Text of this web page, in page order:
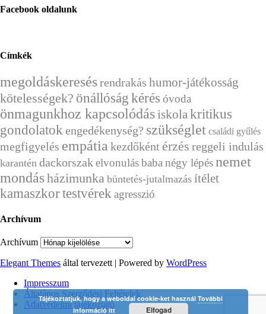
Facebook oldalunk
Címkék
megoldáskeresésrendrakás humor-játékosság
kötelességek? önállóságkérés óvoda
önmagunkhoz kapcsolódás iskola kritikus
gondolatok engedékenység? szükséglet családi gyűlés
megfigyelés empátia kezdőként érzés reggeli indulás
karantén dackorszakelvonulásbaba négy lépésnemet
mondásházimunka büntetés-jutalmazás ítélet
kamaszkortestvérek agresszió
Archívum
Archívum
Elegant Themes által tervezett | Powered by WordPress
Impresszum
Általános Szerződési Feltételek
Adatvédelmi tájékoztató
Tájékoztatjuk, hogy a weboldal cookie-ket használTovábbi
információ itt
Elfogad